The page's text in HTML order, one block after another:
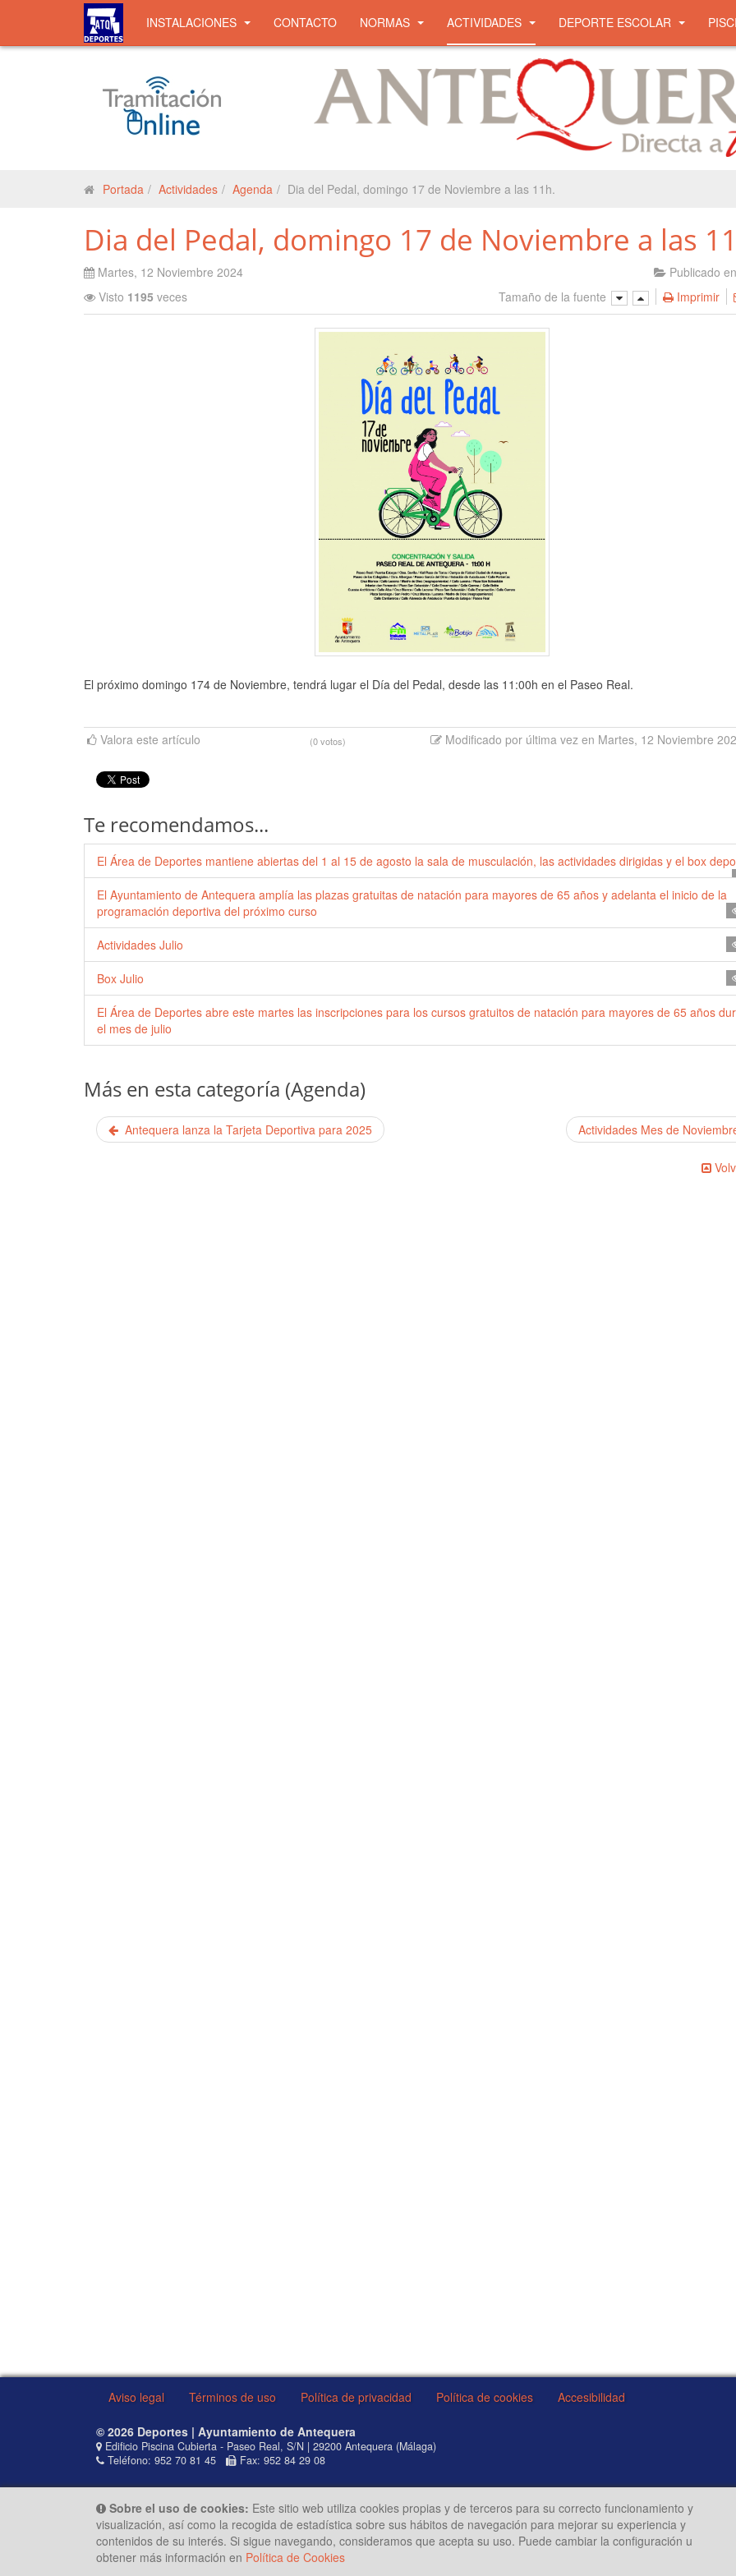
INSTALACIONES CONTACTO NORMAS ACTIVIDADES DEPORTE ESCOLAR
Portada Actividades Agenda Dia del Pedal, domingo 17 de Noviembre a las 11h.
Dia del Pedal, domingo 17 de Noviembre a las
Martes, 12 Noviembre 2024 Publicado en
Visto 1195 veces Tamaño de la fuente Imprimir
El próximo domingo 174 de Noviembre, tendrá lugar el Día del Pedal, desde las 11:00h en el Paseo Real.
Valora este artículo (0 votos) Modificado por última vez en Martes, 12 Noviembre
Te recomendamos...
El Área de Deportes mantiene abiertas del 1 al 15 de agosto la sala de musculación, las actividades dirigidas y el box
El Ayuntamiento de Antequera amplía las plazas gratuitas de natación para mayores de 65 años y adelanta el inicio de la
programación deportiva del próximo curso
Actividades Julio
Box Julio
El Área de Deportes abre este martes las inscripciones para los cursos gratuitos de natación para mayores de 65 años
el mes de julio
Más en esta categoría (Agenda)
Antequera lanza la Tarjeta Deportiva para 2025 Actividades Mes de
Aviso legal Términos de uso Política de privacidad Política de cookies Accesibilidad
© 2026 Deportes | Ayuntamiento de Antequera
Edificio Piscina Cubierta - Paseo Real, S/N | 29200 Antequera (Málaga)
Teléfono: 952 70 81 45
Fax: 952 84 29 08
Sobre el uso de cookies: Este sitio web utiliza cookies propias y de terceros para su correcto funcionamiento y
visualización, así como la recogida de estadística sobre sus hábitos de navegación para mejorar su experiencia y
contenidos de su interés. Si sigue navegando, consideramos que acepta su uso. Puede cambiar la configuración u
obtener más información en Política de Cookies